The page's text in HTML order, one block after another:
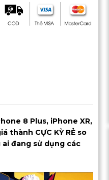
8 Plus, iPhone XR,
thành CỰC KỲ RẺ so
đang sử dụng các